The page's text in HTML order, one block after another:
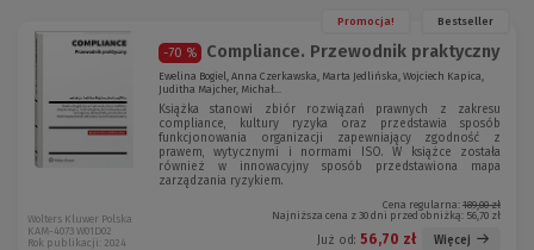
Promocja! Bestseller
-70 % Compliance. Przewodnik praktyczny
Ewelina Bogiel, Anna Czerkawska, Marta Jedlińska, Wojciech Kapica,
Juditha Majcher, Michał...
Książka stanowi zbiór rozwiązań prawnych z zakresu
compliance, kultury ryzyka oraz przedstawia sposób
funkcjonowania organizacji zapewniający zgodność z
prawem, wytycznymi i normami ISO. W książce została
również w innowacyjny sposób przedstawiona mapa
zarządzania ryzykiem.
Cena regularna: 189,00 zł
Najniższa cena z 30 dni przed obniżką: 56,70 zł
Już od: 56,70 zł Więcej
Wolters Kluwer Polska
KAM-4073 W01D02
Rok publikacji: 2024